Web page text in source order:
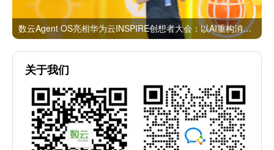
数云Agent OS亮相华为云INSPIRE创想者大会：以AI重构消费者运营与零售营销新范式
关于我们